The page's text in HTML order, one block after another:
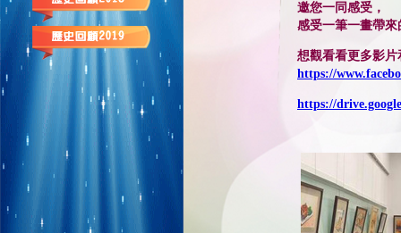
邀您一同感受，
感受一筆一畫帶
想觀看看更多影片
https://
https://